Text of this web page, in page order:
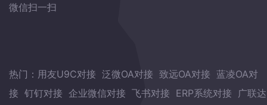
微信扫一扫
热门： 用友U9C对接 泛微OA对接 致远OA对接 蓝凌OA对
接 钉钉对接 企业微信对接 飞书对接 ERP系统对接 广联达